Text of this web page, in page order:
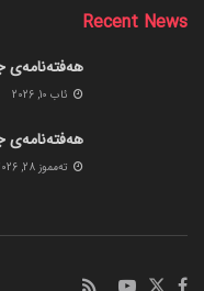
Recent News
هەفتەنامەی
ئاب 10, 2026
هەفتەنامەی
ته‌مموز 28, 2026